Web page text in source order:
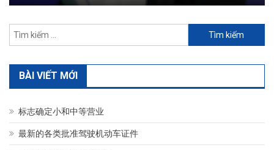
kiếm
BÀI VIẾT MỚI
标志确定小和中等营业
最新的各类批准驾驶机动车证件